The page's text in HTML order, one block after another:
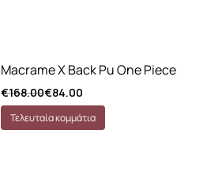
Macrame X Back Pu One Piece
€168.00€84.00
Τελευταία κομμάτια